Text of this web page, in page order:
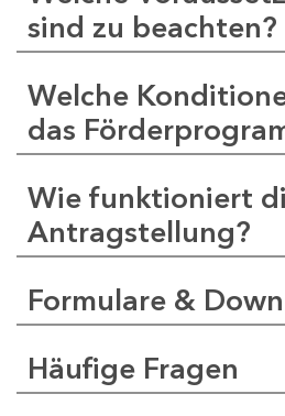
sind zu beachten?
Welche
das
Wie funktioniert
Antragstellung?
Formulare &
Häufige Fragen